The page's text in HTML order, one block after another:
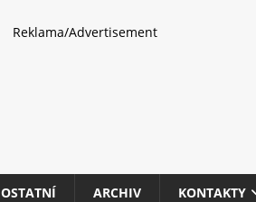
Reklama/Advertisement
OSTATNÍ ARCHIV KONTAKTY